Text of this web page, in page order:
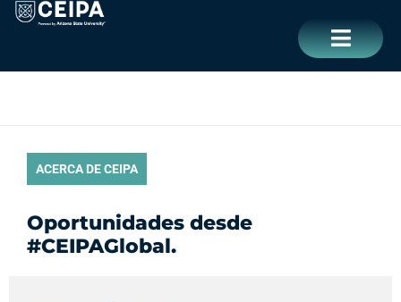
contenido
ACERCA DE CEIPA
Oportunidades desde
#CEIPAGlobal.